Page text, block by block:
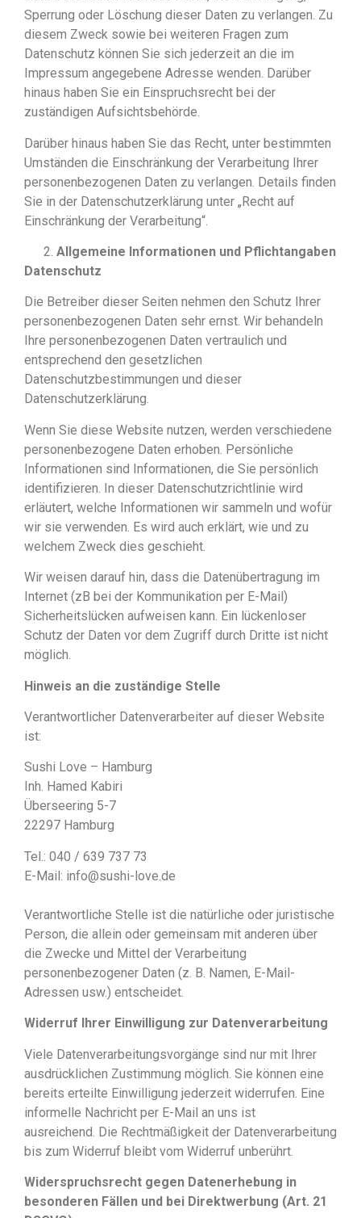
Sperrung oder Löschung dieser Daten zu verlangen. Zu
diesem Zweck sowie bei weiteren Fragen zum
Datenschutz können Sie sich jederzeit an die im
Impressum angegebene Adresse wenden. Darüber
hinaus haben Sie ein Einspruchsrecht bei der
zuständigen Aufsichtsbehörde.
Darüber hinaus haben Sie das Recht, unter bestimmten
Umständen die Einschränkung der Verarbeitung Ihrer
personenbezogenen Daten zu verlangen. Details finden
Sie in der Datenschutzerklärung unter „Recht auf
Einschränkung der Verarbeitung“.
Allgemeine Informationen und Pflichtangaben
Datenschutz
Die Betreiber dieser Seiten nehmen den Schutz Ihrer
personenbezogenen Daten sehr ernst. Wir behandeln
Ihre personenbezogenen Daten vertraulich und
entsprechend den gesetzlichen
Datenschutzbestimmungen und dieser
Datenschutzerklärung.
Wenn Sie diese Website nutzen, werden verschiedene
personenbezogene Daten erhoben. Persönliche
Informationen sind Informationen, die Sie persönlich
identifizieren. In dieser Datenschutzrichtlinie wird
erläutert, welche Informationen wir sammeln und wofür
wir sie verwenden. Es wird auch erklärt, wie und zu
welchem Zweck dies geschieht.
Wir weisen darauf hin, dass die Datenübertragung im
Internet (zB bei der Kommunikation per E-Mail)
Sicherheitslücken aufweisen kann. Ein lückenloser
Schutz der Daten vor dem Zugriff durch Dritte ist nicht
möglich.
Hinweis an die zuständige Stelle
Verantwortlicher Datenverarbeiter auf dieser Website
ist:
Sushi Love – Hamburg
Inh. Hamed Kabiri
Überseering 5-7
22297 Hamburg
Tel.: 040 / 639 737 73
E-Mail: info@sushi-love.de
Verantwortliche Stelle ist die natürliche oder juristische
Person, die allein oder gemeinsam mit anderen über
die Zwecke und Mittel der Verarbeitung
personenbezogener Daten (z. B. Namen, E-Mail-
Adressen usw.) entscheidet.
Widerruf Ihrer Einwilligung zur Datenverarbeitung
Viele Datenverarbeitungsvorgänge sind nur mit Ihrer
ausdrücklichen Zustimmung möglich. Sie können eine
bereits erteilte Einwilligung jederzeit widerrufen. Eine
informelle Nachricht per E-Mail an uns ist
ausreichend. Die Rechtmäßigkeit der Datenverarbeitung
bis zum Widerruf bleibt vom Widerruf unberührt.
Widerspruchsrecht gegen Datenerhebung in
besonderen Fällen und bei Direktwerbung (Art. 21